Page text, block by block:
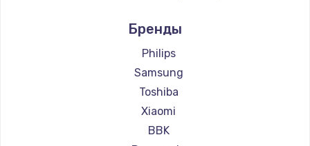
Заказать
Настройка Wi-Fi
1030 руб.
Заказать
Ремонт телевизоров Hisense
Ремонт телевизоров Daewoo
Ремонт телевизоров Centek
Ремонт телевизоров Telefunken
Ремонт телевизоров Hyundai
Ремонт телевизоров Doffler
Бренды
Philips
Samsung
Toshiba
Xiaomi
BBK